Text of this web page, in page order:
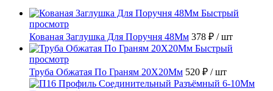
Быстрый
просмотр
Кованая Заглушка Для Поручня 48Мм 378 ₽ / шт
Быстрый
просмотр
Труба Обжатая По Граням 20X20Мм 520 ₽ / шт